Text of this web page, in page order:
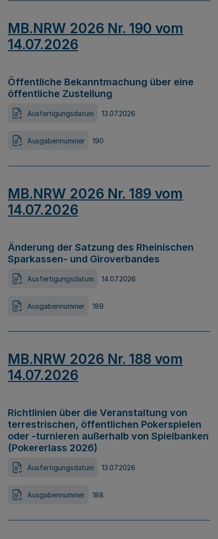
MB.NRW 2026 Nr. 190 vom
14.07.2026
Öffentliche Bekanntmachung über eine
öffentliche Zustellung
Ausfertigungsdatum 13.07.2026
Ausgabennummer 190
MB.NRW 2026 Nr. 189 vom
14.07.2026
Änderung der Satzung des Rheinischen
Sparkassen- und Giroverbandes
Ausfertigungsdatum 14.07.2026
Ausgabennummer 189
MB.NRW 2026 Nr. 188 vom
14.07.2026
Richtlinien über die Veranstaltung von
terrestrischen, öffentlichen Pokerspielen
oder -turnieren außerhalb von Spielbanken
(Pokererlass 2026)
Ausfertigungsdatum 13.07.2026
Ausgabennummer 188